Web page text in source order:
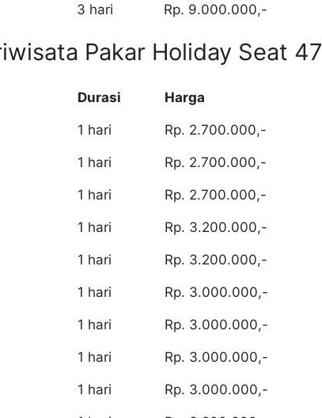
3 hari Rp. 9.000.000,-
Pakar Holiday Seat 47
Durasi Harga
1 hari Rp. 2.700.000,-
1 hari Rp. 2.700.000,-
1 hari Rp. 2.700.000,-
1 hari Rp. 3.200.000,-
1 hari Rp. 3.200.000,-
1 hari Rp. 3.000.000,-
1 hari Rp. 3.000.000,-
1 hari Rp. 3.000.000,-
1 hari Rp. 3.000.000,-